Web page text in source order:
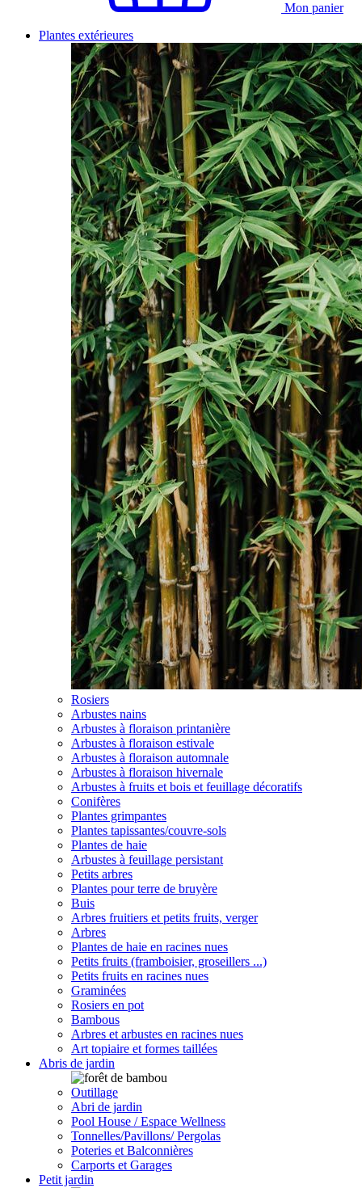
Mon panier
Plantes extérieures
Rosiers
Arbustes nains
Arbustes à floraison printanière
Arbustes à floraison estivale
Arbustes à floraison automnale
Arbustes à floraison hivernale
Arbustes à fruits et bois et feuillage décoratifs
Conifères
Plantes grimpantes
Plantes tapissantes/couvre-sols
Plantes de haie
Arbustes à feuillage persistant
Petits arbres
Plantes pour terre de bruyère
Buis
Arbres fruitiers et petits fruits, verger
Arbres
Plantes de haie en racines nues
Petits fruits (framboisier, groseillers ...)
Petits fruits en racines nues
Graminées
Rosiers en pot
Bambous
Arbres et arbustes en racines nues
Art topiaire et formes taillées
Abris de jardin
Outillage
Abri de jardin
Pool House / Espace Wellness
Tonnelles/Pavillons/ Pergolas
Poteries et Balconnières
Carports et Garages
Petit jardin